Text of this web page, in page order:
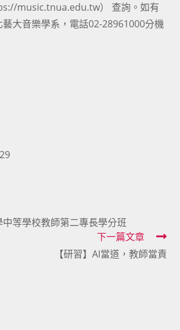
music.tnua.edu.tw） 查詢。如有
大音樂學系，電話02-28961000分機
中等學校教師第二專長學分班
下一篇文章
【研習】AI當道，教師當責